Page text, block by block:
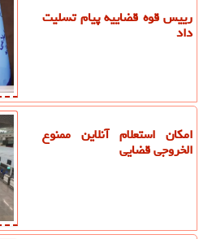
رییس قوه قضاییه پیام تسلیت
داد
امکان استعلام آنلاین ممنوع
الخروجی قضایی